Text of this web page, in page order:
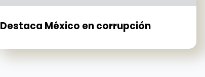
Destaca México en corrupción